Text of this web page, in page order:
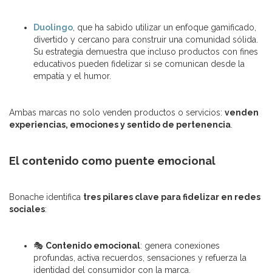
Duolingo , que ha sabido utilizar un enfoque gamificado,
divertido y cercano para construir una comunidad sólida.
Su estrategia demuestra que incluso productos con fines
educativos pueden fidelizar si se comunican desde la
empatía y el humor.
Ambas marcas no solo venden productos o servicios: venden
experiencias, emociones y sentido de pertenencia
El contenido como puente emocional
Bonache identifica tres pilares clave para fidelizar en redes
sociales:
🎭 Contenido emocional: genera conexiones
profundas, activa recuerdos, sensaciones y refuerza la
identidad del consumidor con la marca.